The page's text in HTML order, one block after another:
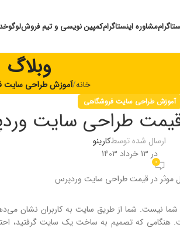
مشاوره اینستاگرامکمپین نویسی و تیم فروشلوگو
وبلاگ
خانه آموزش طراحی سایت
آموزش طراحی سایت فروشگاهی
قیمت طراحی سایت
ارسال شده توسطکارینو
در 13 خرداد 1403
0
نیست. شما از طریق سایت به کاربران نشان
هنگامی که تصمیم به ساخت یک سایت گرفتید،